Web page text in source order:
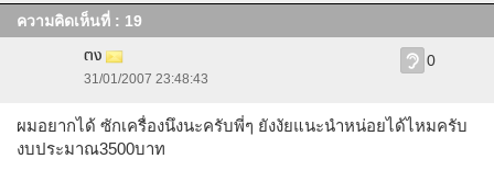
ความคิดเห็นที่ : 19
ตง
31/01/2007 23:48:43
0
ผมอยากได้ ซักเครื่องนึงนะครับพี่ๆ ยังงัยแนะนำหน่อยได้ไหมครับ
งบประมาณ3500บาท